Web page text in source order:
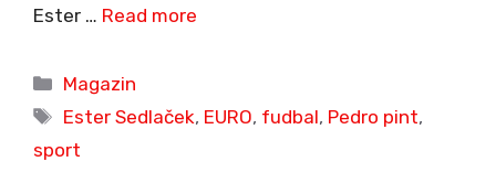
Ester … Read more
Categories
Magazin
Tags
Ester Sedlaček, EURO, fudbal, Pedro pint,
sport